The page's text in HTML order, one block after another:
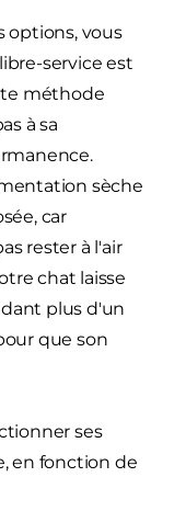
options, vous
service est
méthode
à sa
sèche
car
rester à l'air
chat laisse
plus d'un
que son
ses
en fonction de